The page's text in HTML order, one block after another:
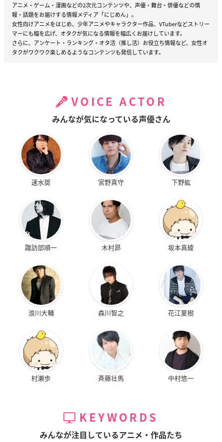
アニメ・ゲーム・漫画などの2次元コンテンツや、声優・舞台・俳優などの情
報・話題をお届けする情報メディア「にじめん」。
女性向けアニメをはじめ、少年アニメやキャラクター作品、VTuberなどストリー
マーにも幅を広げ、オタクが気になる情報を幅広くお届けしています。
さらに、アンケート・ランキング・オタ活（推し活）お役立ち情報など、女性オ
タクがワクワク楽しめるようなコンテンツも発信しています。
VOICE ACTOR
みんなが気になっている声優さん
速水奨 宮野真守 下野紘
諏訪部順一 木村昴 坂本真綾
浪川大輔 森川智之 花江夏樹
村瀬歩 斉藤壮馬 中村悠一
KEYWORDS
みんなが注目しているアニメ・作品たち